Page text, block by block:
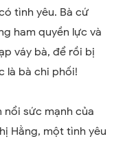
tình yêu. Bà cứ
ham quyền lực và
váy bà, để rồi bị
là bà chi phối!
sức mạnh của
Hằng, một tình yêu